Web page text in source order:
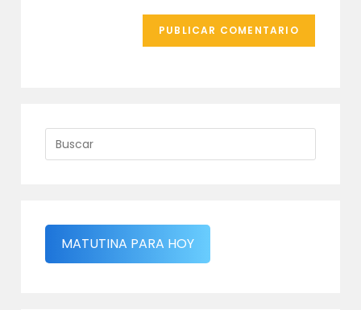
MATUTINA PARA HOY